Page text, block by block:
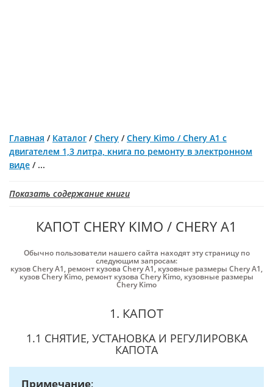
Главная / Каталог /Chery /Chery Kimo / Chery А1 c
двигателем 1,3 литра, книга по ремонту в электронном
виде / ...
Показать содержание книги
КАПОТ CHERY KIMO / CHERY А1
Обычно пользователи нашего сайта находят эту страницу по
следующим запросам:
кузов Chery A1, ремонт кузова Chery A1, кузовные размеры Chery A1,
кузов Chery Kimo, ремонт кузова Chery Kimo, кузовные размеры
Chery Kimo
1. КАПОТ
1.1 СНЯТИЕ, УСТАНОВКА И РЕГУЛИРОВКА
КАПОТА
Примечание: